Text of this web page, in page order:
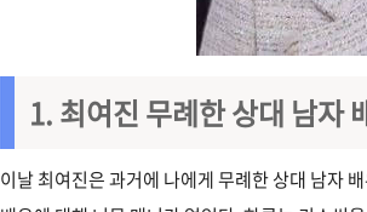
1. 최여진 무례한 상대 남자
이날 최여진은 과거에 나에게 무례한 상대 남자